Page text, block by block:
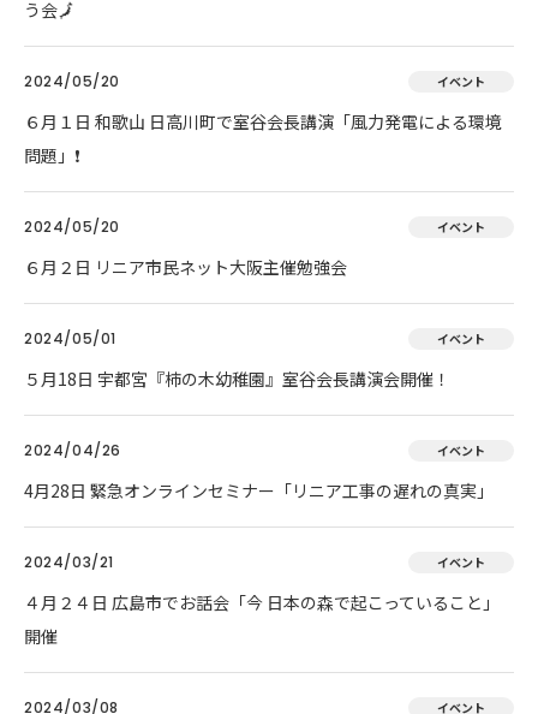
う会🗾
2024/05/20 イベント
６月１日 和歌山 日高川町で室谷会長講演「風力発電による環境
問題」❗
2024/05/20 イベント
６月２日 リニア市民ネット大阪主催勉強会
2024/05/01 イベント
５月18日 宇都宮『柿の木幼稚園』室谷会長講演会開催！
2024/04/26 イベント
4月28日 緊急オンラインセミナー「リニア工事の遅れの真実」
2024/03/21 イベント
４月２４日 広島市でお話会「今 日本の森で起こっていること」
開催
2024/03/08 イベント